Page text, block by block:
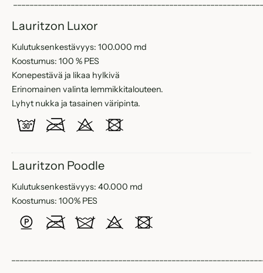
Lauritzon Luxor
Kulutuksenkestävyys: 100.000 md
Koostumus: 100 % PES
Konepestävä ja likaa hylkivä
Erinomainen valinta lemmikkitalouteen.
Lyhyt nukka ja tasainen väripinta.
Lauritzon Poodle
Kulutuksenkestävyys: 40.000 md
Koostumus: 100% PES